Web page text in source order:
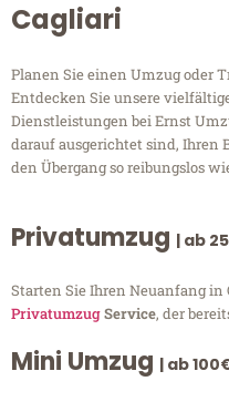
Cagliari
Planen Sie einen Umzug oder
Entdecken Sie unsere
Dienstleistungen bei Ernst
darauf ausgerichtet sind, Ihren
den Übergang so reibungslos
Privatumzug | ab
Starten Sie Ihren Neuanfang
PrivatumzugService, der
Mini Umzug | ab